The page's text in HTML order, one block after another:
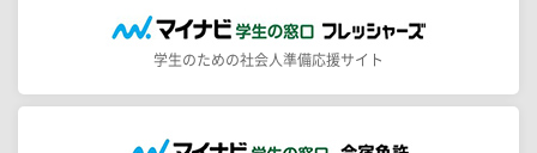
学生のための社会人準備応援サイト